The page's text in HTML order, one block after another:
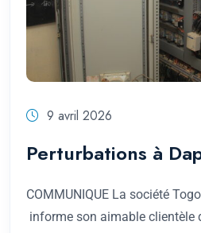
9 avril 2026
Perturbations à
COMMUNIQUE La société
informe son aimable clientèle